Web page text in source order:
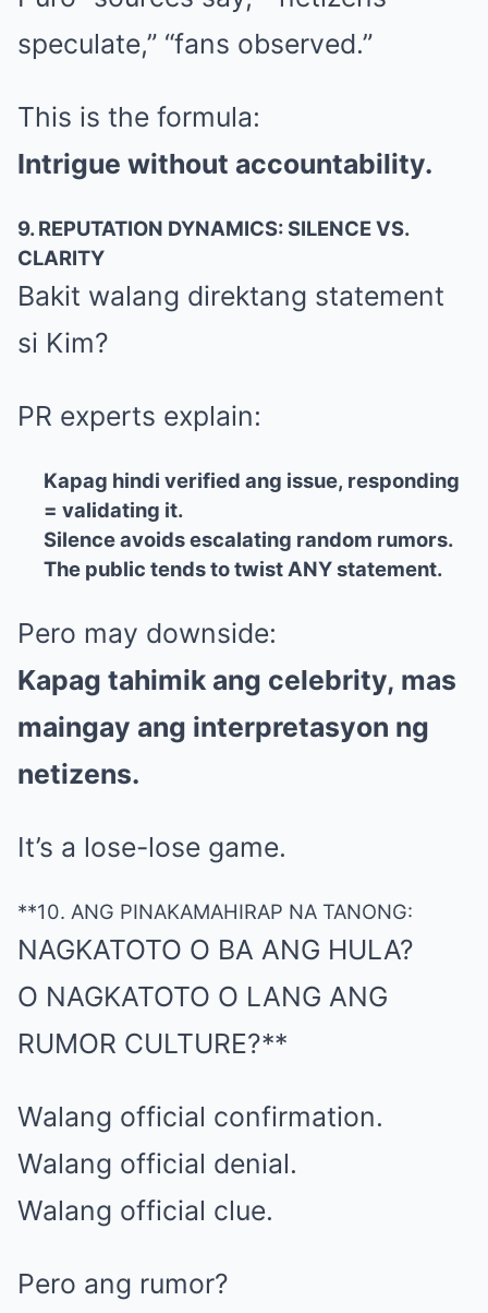
speculate,” “fans observed.”
This is the formula:
Intrigue without accountability.
9. REPUTATION DYNAMICS: SILENCE VS.
CLARITY
Bakit walang direktang statement
si Kim?
PR experts explain:
Kapag hindi verified ang issue, responding
= validating it.
Silence avoids escalating random rumors.
The public tends to twist ANY statement.
Pero may downside:
Kapag tahimik ang celebrity, mas
maingay ang interpretasyon ng
netizens.
It’s a lose-lose game.
**10. ANG PINAKAMAHIRAP NA TANONG:
NAGKATOTO O BA ANG HULA?
O NAGKATOTO O LANG ANG
RUMOR CULTURE?**
Walang official confirmation.
Walang official denial.
Walang official clue.
Pero ang rumor?